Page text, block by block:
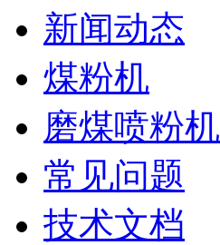
新闻动态
煤粉机
磨煤喷粉机
常见问题
技术文档